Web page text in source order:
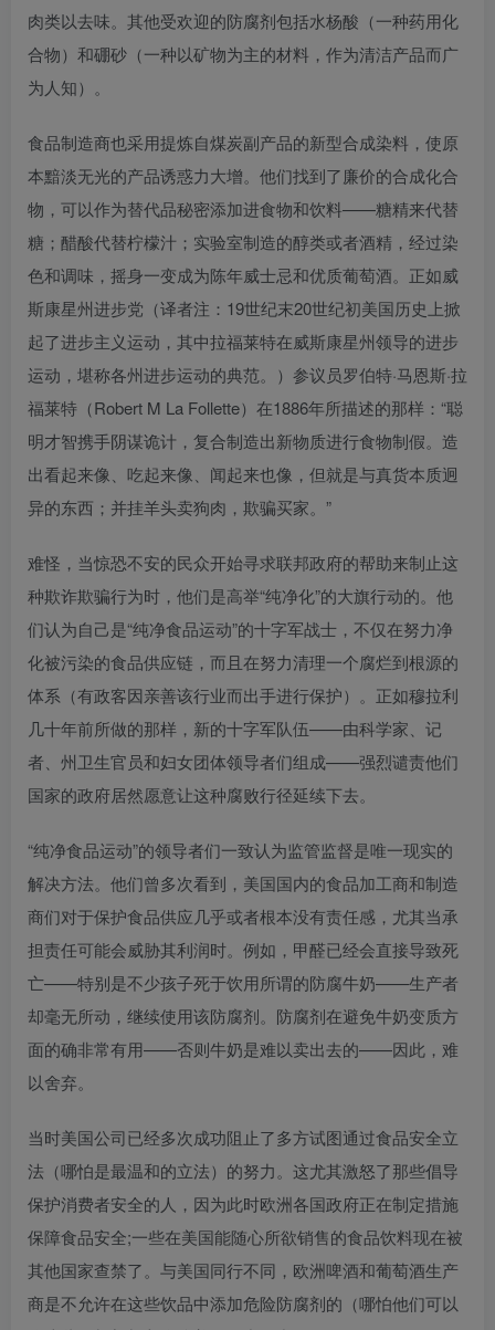
肉类以去味。其他受欢迎的防腐剂包括水杨酸（一种药用化
合物）和硼砂（一种以矿物为主的材料，作为清洁产品而广
为人知）。
食品制造商也采用提炼自煤炭副产品的新型合成染料，使原
本黯淡无光的产品诱惑力大增。他们找到了廉价的合成化合
物，可以作为替代品秘密添加进食物和饮料——糖精来代替
糖；醋酸代替柠檬汁；实验室制造的醇类或者酒精，经过染
色和调味，摇身一变成为陈年威士忌和优质葡萄酒。正如威
斯康星州进步党（译者注：19世纪末20世纪初美国历史上掀
起了进步主义运动，其中拉福莱特在威斯康星州领导的进步
运动，堪称各州进步运动的典范。）参议员罗伯特·马恩斯·拉
福莱特（Robert M La Follette）在1886年所描述的那样：“聪
明才智携手阴谋诡计，复合制造出新物质进行食物制假。造
出看起来像、吃起来像、闻起来也像，但就是与真货本质迥
异的东西；并挂羊头卖狗肉，欺骗买家。”
难怪，当惊恐不安的民众开始寻求联邦政府的帮助来制止这
种欺诈欺骗行为时，他们是高举“纯净化”的大旗行动的。他
们认为自己是“纯净食品运动”的十字军战士，不仅在努力净
化被污染的食品供应链，而且在努力清理一个腐烂到根源的
体系（有政客因亲善该行业而出手进行保护）。正如穆拉利
几十年前所做的那样，新的十字军队伍——由科学家、记
者、州卫生官员和妇女团体领导者们组成——强烈谴责他们
国家的政府居然愿意让这种腐败行径延续下去。
“纯净食品运动”的领导者们一致认为监管监督是唯一现实的
解决方法。他们曾多次看到，美国国内的食品加工商和制造
商们对于保护食品供应几乎或者根本没有责任感，尤其当承
担责任可能会威胁其利润时。例如，甲醛已经会直接导致死
亡——特别是不少孩子死于饮用所谓的防腐牛奶——生产者
却毫无所动，继续使用该防腐剂。防腐剂在避免牛奶变质方
面的确非常有用——否则牛奶是难以卖出去的——因此，难
以舍弃。
当时美国公司已经多次成功阻止了多方试图通过食品安全立
法（哪怕是最温和的立法）的努力。这尤其激怒了那些倡导
保护消费者安全的人，因为此时欧洲各国政府正在制定措施
保障食品安全;一些在美国能随心所欲销售的食品饮料现在被
其他国家查禁了。与美国同行不同，欧洲啤酒和葡萄酒生产
商是不允许在这些饮品中添加危险防腐剂的（哪怕他们可以